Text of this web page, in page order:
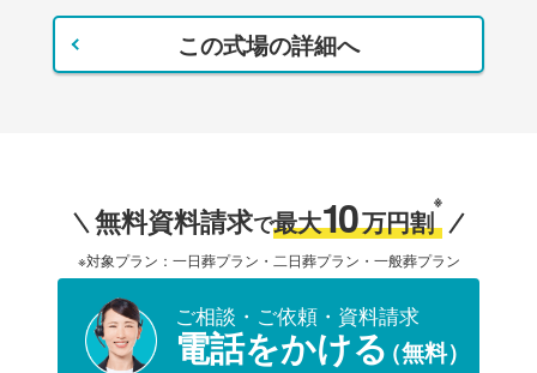
この式場の詳細へ
無料資料請求で最大10万円割
※
※対象プラン：一日葬プラン・二日葬プラン・一般葬プラン
ご相談・ご依頼・資料請求
電話をかける（無料）